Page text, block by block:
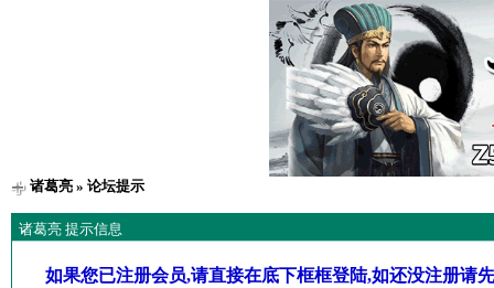
诸葛亮» 论坛提示
诸葛亮 提示信息
如果您已注册会员,请直接在底下框框登陆,如还没注册请